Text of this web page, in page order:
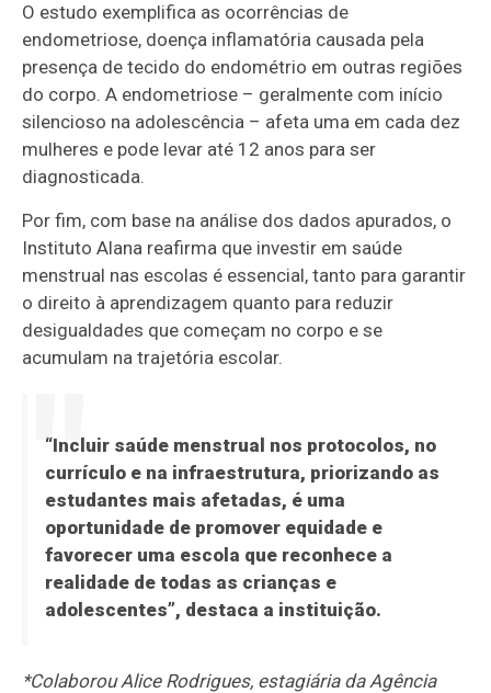
O estudo exemplifica as ocorrências de
endometriose, doença inflamatória causada pela
presença de tecido do endométrio em outras regiões
do corpo. A endometriose – geralmente com início
silencioso na adolescência – afeta uma em cada dez
mulheres e pode levar até 12 anos para ser
diagnosticada.
Por fim, com base na análise dos dados apurados, o
Instituto Alana reafirma que investir em saúde
menstrual nas escolas é essencial, tanto para garantir
o direito à aprendizagem quanto para reduzir
desigualdades que começam no corpo e se
acumulam na trajetória escolar.
“Incluir saúde menstrual nos protocolos, no
currículo e na infraestrutura, priorizando as
estudantes mais afetadas, é uma
oportunidade de promover equidade e
favorecer uma escola que reconhece a
realidade de todas as crianças e
adolescentes”, destaca a instituição.
*Colaborou Alice Rodrigues, estagiária da Agência